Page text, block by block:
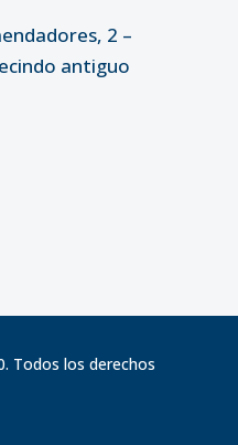
2 –
antiguo
Todos los derechos